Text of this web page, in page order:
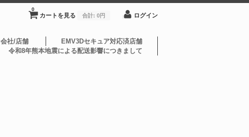
カートを見る
0
合計: 0円 ログイン
会社/店舗
EMV3Dセキュア対応済店舗
令和8年熊本地震による配送影響につきまして